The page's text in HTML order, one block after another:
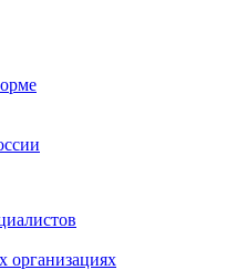
организациях